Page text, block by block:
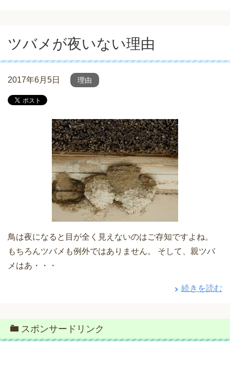
ツバメが夜いない理由
2017年6月5日 理由
鳥は夜になると目が全く見えないのはご存知ですよね。
もちろんツバメも例外ではありません。 そして、親ツバ
メはあ・・・
続きを読む
スポンサードリンク